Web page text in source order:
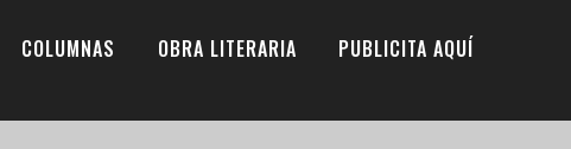
COLUMNAS OBRA LITERARIA PUBLICITA AQUÍ